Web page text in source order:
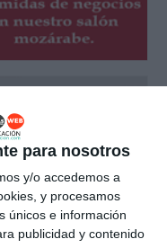
para nosotros
y/o accedemos a
y procesamos
únicos e información
publicidad y contenido